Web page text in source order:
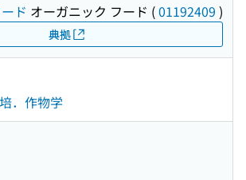
ド オーガニック フード (01192409 )
典拠
．作物学